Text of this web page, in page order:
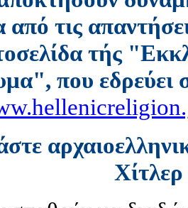
από τις
τής
που εδρεύει